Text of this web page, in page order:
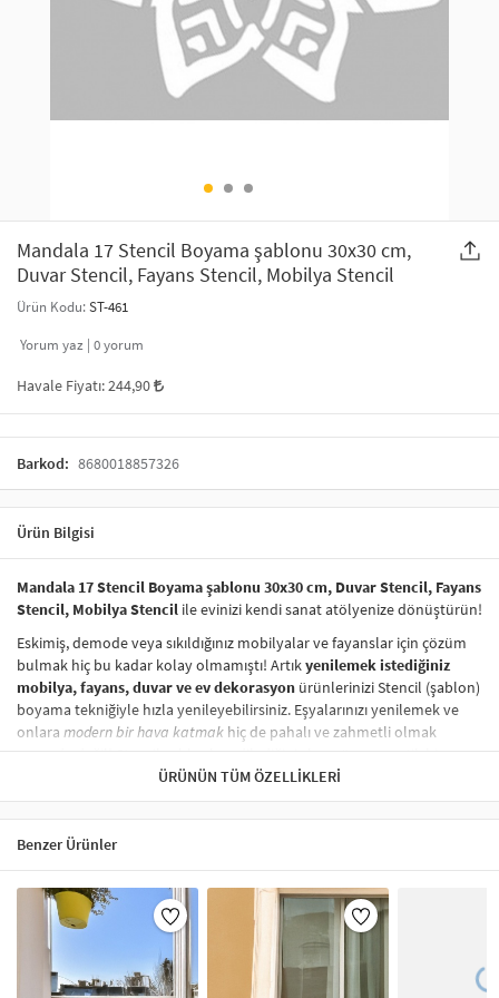
SAÇ AKSESUARLARI
GELİN / DÜĞÜN AKSESUARLARI
ŞAL VE FULAR
ODA KOKUSU VE MUM
Mandala 17 Stencil Boyama şablonu 30x30 cm,
Duvar Stencil, Fayans Stencil, Mobilya Stencil
Ürün Kodu:ST-461
Yorum yaz | 0yorum
Havale Fiyatı:244,90
Barkod: 8680018857326
Ürün Bilgisi
Mandala 17 Stencil Boyama şablonu 30x30 cm, Duvar Stencil, Fayans
Stencil, Mobilya Stencil ile evinizi kendi sanat atölyenize dönüştürün!
Eskimiş, demode veya sıkıldığınız mobilyalar ve fayanslar için çözüm
bulmak hiç bu kadar kolay olmamıştı! Artıkyenilemek istediğiniz
mobilya, fayans, duvar ve ev dekorasyon ürünlerinizi Stencil (şablon)
boyama tekniğiyle hızla yenileyebilirsiniz. Eşyalarınızı yenilemek ve
onlara modern bir hava katmak hiç de pahalı ve zahmetli olmak
zorunda değil! Stencil şablonları, dilediğiniz her yüzeye pratik bir
desen uygulamanızısağlar ve mobilyalarınızın, duvarlarınızın,
kumaşlarınızın görünümünü anında değiştirebilir.
Çocuğunuzun dolabına, mutfak fayanslarına,
kumaşlara bile bant yardımıyla sabitleyip, istediğiniz renklerle
boyama yapabilirsiniz. Evinizi,kişisel zevkinizle özelleştirebilir, stencil
boyama seti ile yaratıcı projeler gerçekleştirebilirsiniz.El işi ve ev
dekorasyonu
sevenler için stencil, kolayca uygulanabilecek eğlenceli
ve etkili bir aktivitedir.
Stencil Boyamatekniği, her türlü yüzeyde rahatlıkla kullanılabilir.
ÜRÜNÜN TÜM ÖZELLIKLERI
Benzer Ürünler